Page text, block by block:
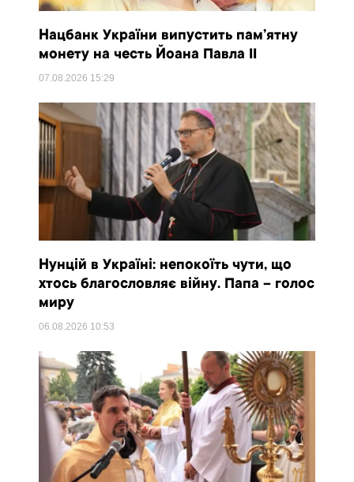
Нацбанк України випустить пам’ятну
монету на честь Йоана Павла II
07.08.2026 15:29
Нунцій в Україні: непокоїть чути, що
хтось благословляє війну. Папа – голос
миру
06.08.2026 10:53